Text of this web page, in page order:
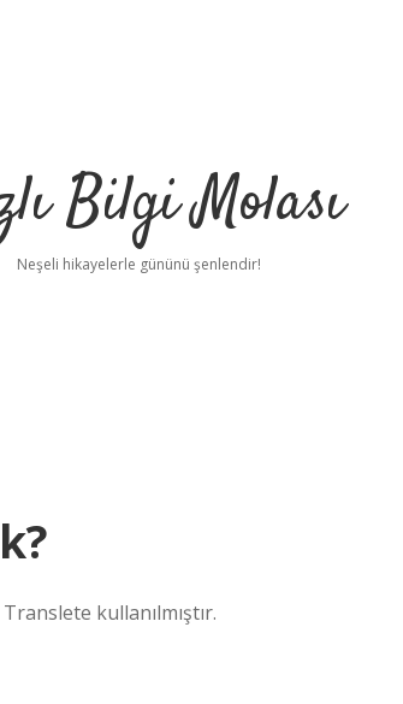
Bilgi Molası
Neşeli hikayelerle gününü şenlendir!
kullanılmıştır.